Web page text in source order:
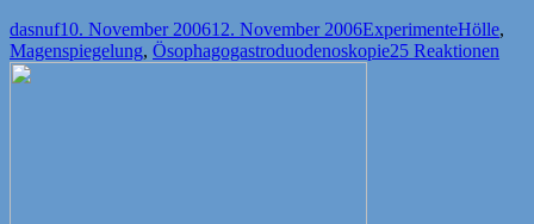
Autor
dasnufVeröffentlicht
am
10. November 200612. November 2006Kategorien
ExperimenteHölle,
Magenspiegelung, Ösophagogastroduodenoskopie25 Reaktionen